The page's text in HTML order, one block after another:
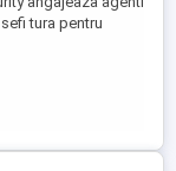
tura pentru
ideal: Studii
si responsabila,
Oferim:
perioada
munca ...